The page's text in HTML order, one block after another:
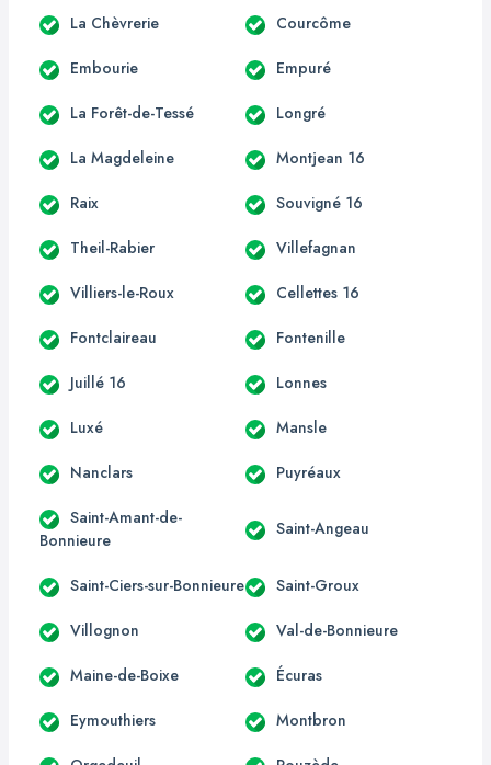
La Chèvrerie Courcôme
Embourie Empuré
La Forêt-de-Tessé Longré
La Magdeleine Montjean 16
Raix Souvigné 16
Theil-Rabier Villefagnan
Villiers-le-Roux Cellettes 16
Fontclaireau Fontenille
Juillé 16 Lonnes
Luxé Mansle
Nanclars Puyréaux
Saint-Amant-de-
Bonnieure
Saint-Angeau
Saint-Ciers-sur-Bonnieure Saint-Groux
Villognon Val-de-Bonnieure
Maine-de-Boixe Écuras
Eymouthiers Montbron